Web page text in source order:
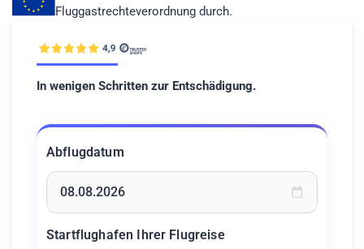
Fluggastrechteverordnung durch.
In wenigen Schritten zur Entschädigung.
Abflugdatum
Startflughafen Ihrer Flugreise